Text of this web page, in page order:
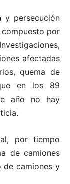
y persecución
por
afectadas
quema de
en los 89
año no hay
por tiempo
de camiones
de camiones y